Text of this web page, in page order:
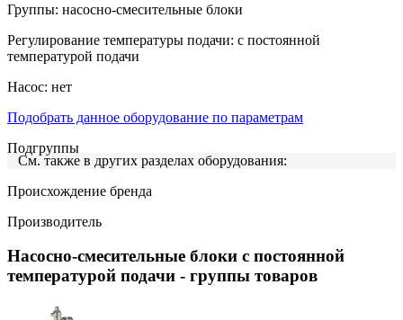
Группы: насосно-смесительные блоки
Регулирование температуры подачи: с постоянной
температурой подачи
Насос: нет
Подобрать данное оборудование по параметрам
Подгруппы
См. также в других разделах оборудования:
Происхождение бренда
Производитель
Насосно-смесительные блоки с постоянной
температурой подачи - группы товаров